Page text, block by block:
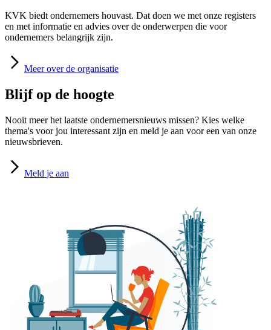
KVK biedt ondernemers houvast. Dat doen we met onze registers
en met informatie en advies over de onderwerpen die voor
ondernemers belangrijk zijn.
Meer over de organisatie
Blijf op de hoogte
Nooit meer het laatste ondernemersnieuws missen? Kies welke
thema's voor jou interessant zijn en meld je aan voor een van onze
nieuwsbrieven.
Meld je aan